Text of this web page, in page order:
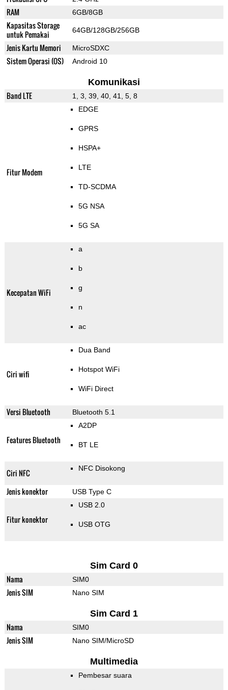
RAM 6GB/8GB
Kapasitas Storage
untuk Pemakai
64GB/128GB/256GB
Jenis Kartu Memori MicroSDXC
Sistem Operasi (OS) Android 10
Komunikasi
Band LTE 1, 3, 39, 40, 41, 5, 8
Fitur Modem
EDGE
GPRS
HSPA+
LTE
TD-SCDMA
5G NSA
5G SA
Kecepatan WiFi
a
b
g
n
ac
Ciri wifi
Dua Band
Hotspot WiFi
WiFi Direct
Versi Bluetooth Bluetooth 5.1
Features Bluetooth
A2DP
BT LE
Ciri NFC NFC Disokong
Jenis konektor USB Type C
Fitur konektor
USB 2.0
USB OTG
Sim Card 0
Nama SIM0
Jenis SIM Nano SIM
Sim Card 1
Nama SIM0
Jenis SIM Nano SIM/MicroSD
Multimedia
Pembesar suara